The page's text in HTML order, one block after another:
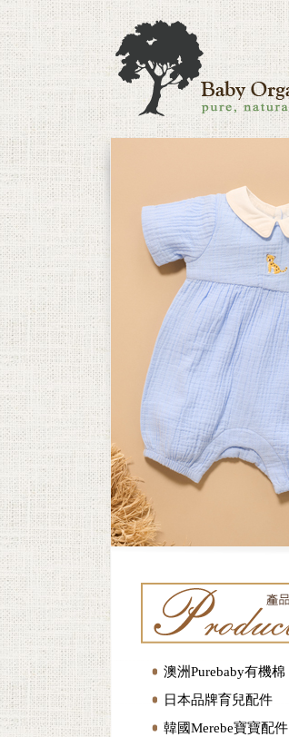
澳洲Purebaby有機棉
日本品牌育兒配件
韓國Merebe寶寶配件